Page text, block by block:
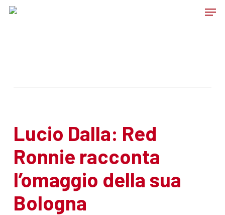
Skip
Menu
Lucio Dalla: Red
Ronnie racconta
l’omaggio della sua
Bologna